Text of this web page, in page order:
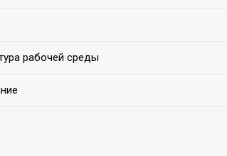
рабочей среды